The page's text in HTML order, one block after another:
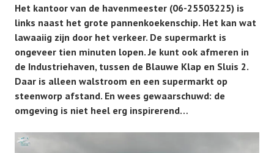
Het kantoor van de havenmeester (06-25503225) is
links naast het grote pannenkoekenschip. Het kan wat
lawaaiig zijn door het verkeer. De supermarkt is
ongeveer tien minuten lopen. Je kunt ook afmeren in
de Industriehaven, tussen de Blauwe Klap en Sluis 2.
Daar is alleen walstroom en een supermarkt op
steenworp afstand. En wees gewaarschuwd: de
omgeving is niet heel erg inspirerend…